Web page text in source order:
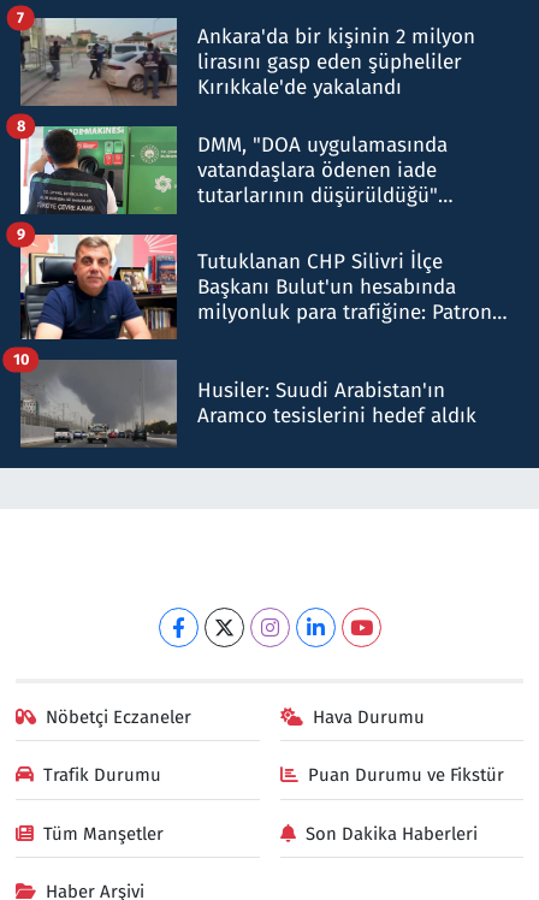
Ankara'da bir kişinin 2 milyon
lirasını gasp eden şüpheliler
Kırıkkale'de yakalandı
7
DMM, "DOA uygulamasında
vatandaşlara ödenen iade
tutarlarının düşürüldüğü"
8
Tutuklanan CHP Silivri İlçe
Başkanı Bulut'un hesabında
milyonluk para trafiğine: Patron
9
Husiler: Suudi Arabistan'ın
Aramco tesislerini hedef aldık
10
Nöbetçi Eczaneler Hava Durumu
Trafik Durumu Puan Durumu ve Fikstür
Tüm Manşetler Son Dakika Haberleri
Haber Arşivi